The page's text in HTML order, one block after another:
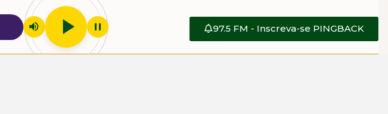
volume_up play_arrow pause 97.5 FM - Inscreva-se PINGBACK